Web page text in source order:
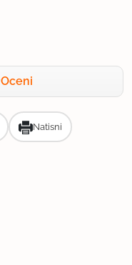
Oceni
Natisni